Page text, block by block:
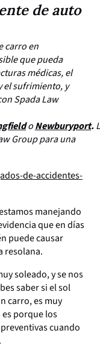
de auto
carro en
que pueda
médicas, el
el sufrimiento, y
Spada Law
oNewburyport.
Group para una
manejando
que en días
puede causar
resolana.
soleado, y se nos
saber si el sol
carro, es muy
porque los
cuando